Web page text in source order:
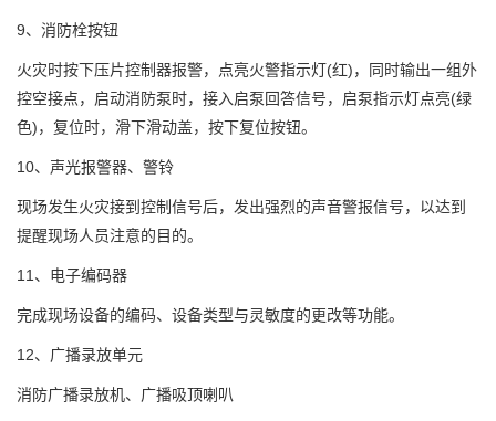
9、消防栓按钮
火灾时按下压片控制器报警，点亮火警指示灯(红)，同时输出一组外
控空接点，启动消防泵时，接入启泵回答信号，启泵指示灯点亮(绿
色)，复位时，滑下滑动盖，按下复位按钮。
10、声光报警器、警铃
现场发生火灾接到控制信号后，发出强烈的声音警报信号，以达到
提醒现场人员注意的目的。
11、电子编码器
完成现场设备的编码、设备类型与灵敏度的更改等功能。
12、广播录放单元
消防广播录放机、广播吸顶喇叭